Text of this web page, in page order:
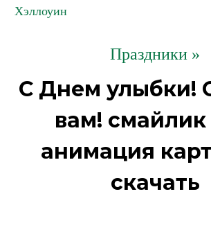
Хэллоуин
Праздники »
С Днем улыбки!
вам!
анимация
скачать